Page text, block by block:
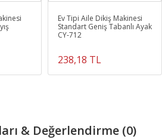
Ev Tipi Aile Dikiş Makinesi
Standart Geniş Tabanlı Ayak
CY-712
238,18 TL
& Değerlendirme (0)